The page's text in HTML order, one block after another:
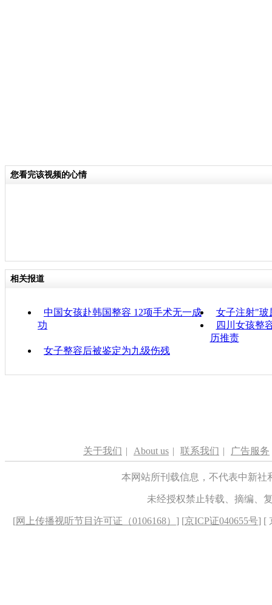
您看完该视频的心情
相关报道
中国女孩赴韩国整容 12项手术无一成
功
女子注射"玻
四川女孩整
历推责
女子整容后被鉴定为九级伤残
关于我们 | About us | 联系我们 | 广告服务
本网站所刊载信息，不代表中新
未经授权禁止转载、摘编、
[网上传播视听节目许可证（0106168） ] [京ICP证040655号] [